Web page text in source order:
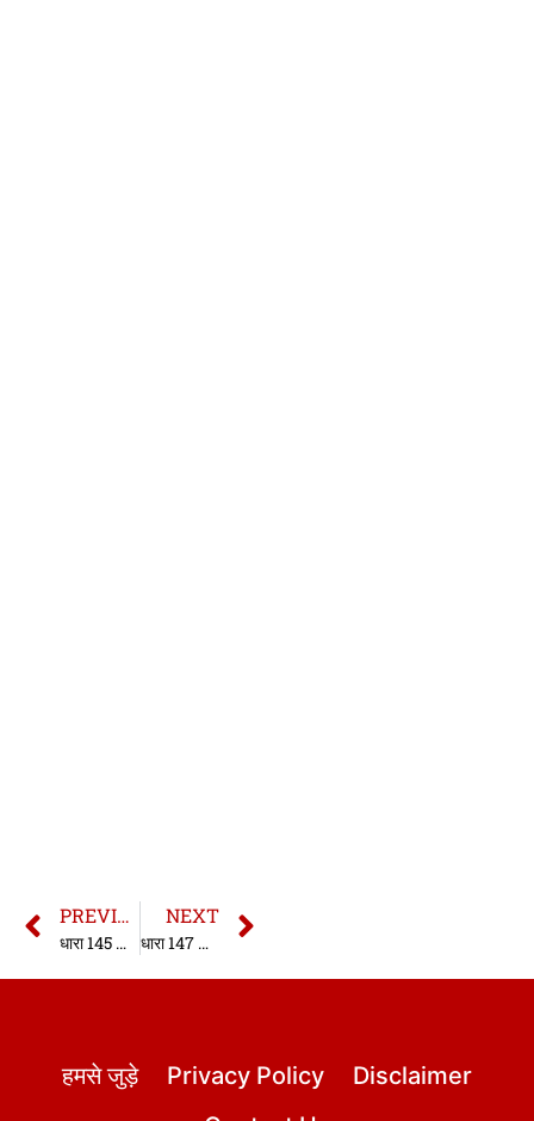
PREVIOUS
धारा 145 भारतीय साक्ष्य अधिनियम | धारा 145 साक्ष्य अधिनियम| Section 145 Indian Evidence Act in hindi
NEXT
धारा 147 भारतीय साक्ष्य अधिनियम | धारा 147 साक्ष्य अधिनियम| Section 147 Indian Evidence Act in hindi
हमसे जुड़े Privacy Policy
Disclaimer